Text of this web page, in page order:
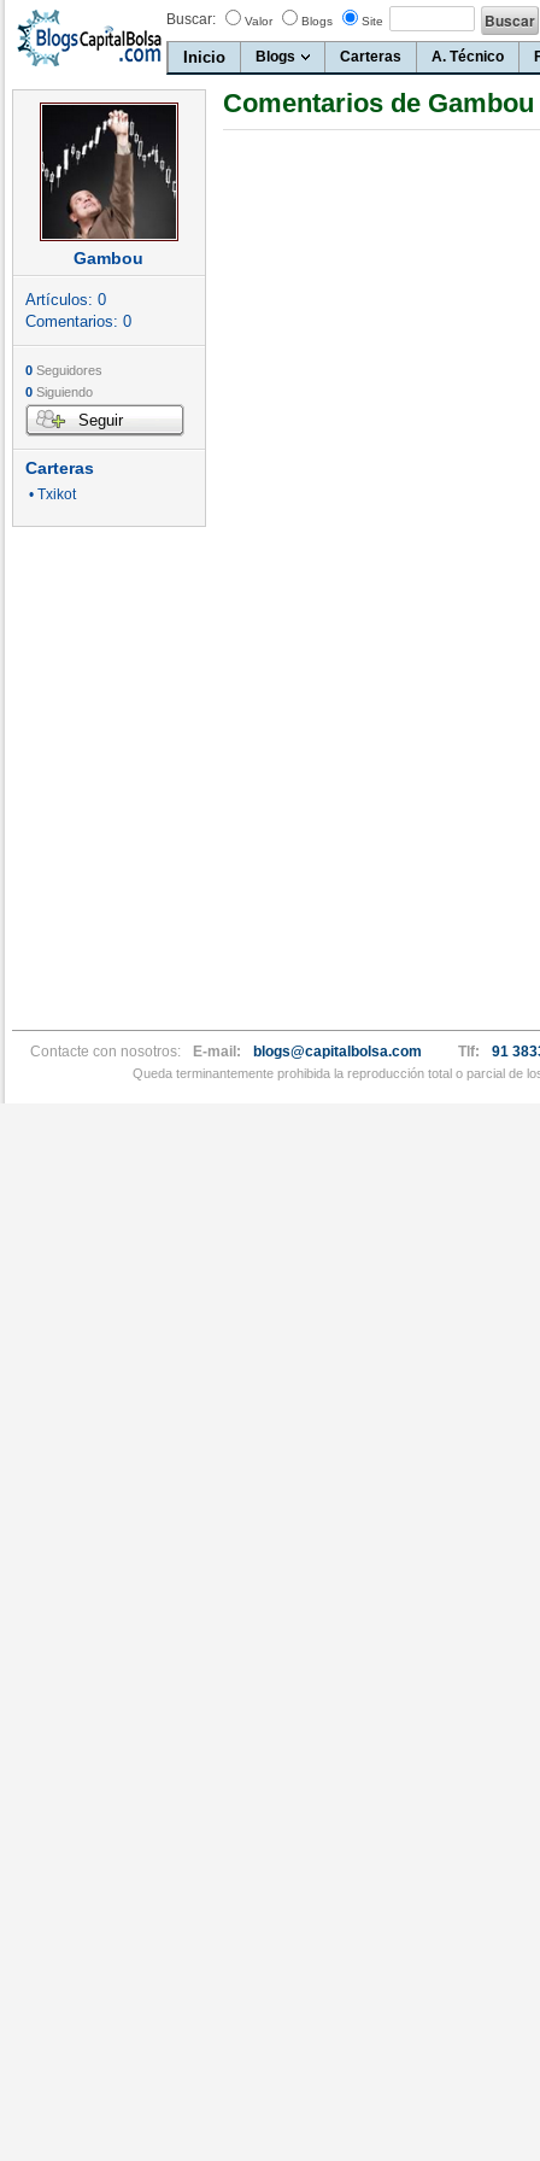
Buscar: Valor Blogs Site
Inicio Blogs Carteras A. Técnico
Gambou
Artículos: 0
Comentarios: 0
0 Seguidores
0 Siguiendo
Seguir
Carteras
• Txikot
Comentarios de Gambou
Contacte con nosotros: E-mail: blogs@capitalbolsa.com Tlf: 91
Queda terminantemente prohibida la reproducción total o parcial de